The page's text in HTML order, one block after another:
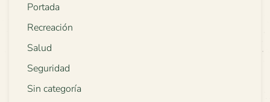
Portada
Recreación
Salud
Seguridad
Sin categoría